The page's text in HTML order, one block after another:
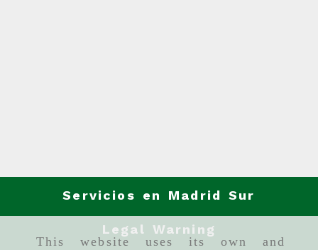
This website uses its own and
Servicios en Madrid Sur
Legal Warning